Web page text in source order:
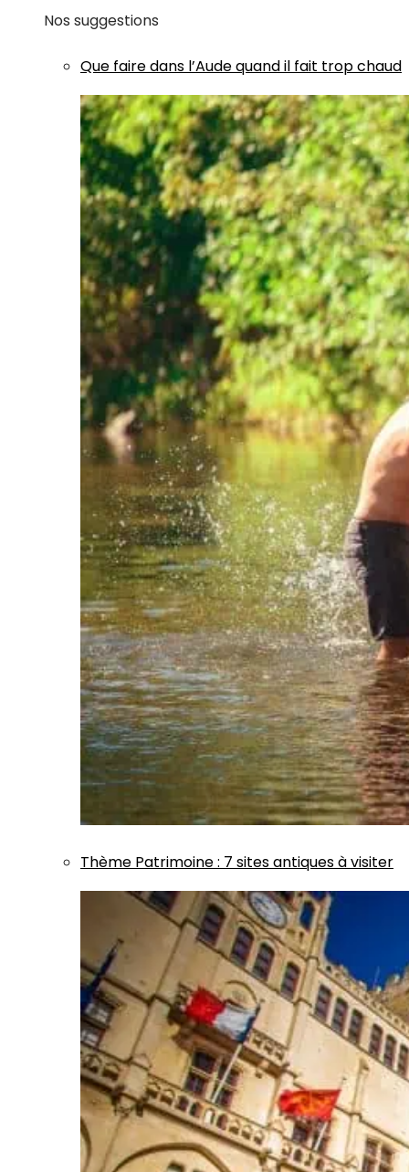
Nos suggestions
Que faire dans l’Aude quand il fait trop chaud
Thème Patrimoine: 7 sites antiques à visiter